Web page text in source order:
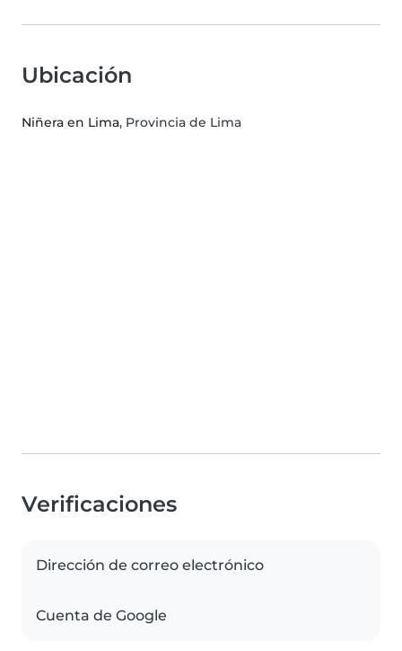
Ubicación
Niñera en Lima, Provincia de Lima
Verificaciones
Dirección de correo electrónico
Cuenta de Google